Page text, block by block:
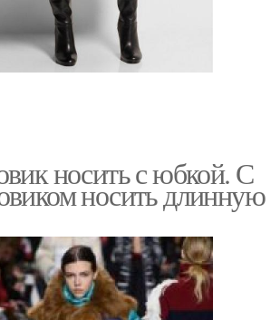
Джинсовая юбка
Нижние юбки
носить с юбкой. С
носить длинную